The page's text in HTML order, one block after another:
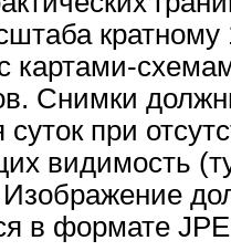
кратному
картами-
Снимки
при
видимость
в формате